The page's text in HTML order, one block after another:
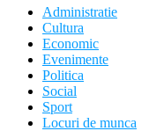
Administratie
Cultura
Economic
Evenimente
Politica
Social
Sport
Locuri de munca